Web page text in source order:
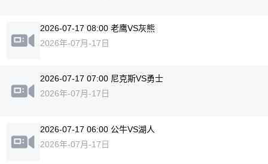
2026-07-17 08:00 老鹰VS灰熊
2026年-07月-17日
2026-07-17 07:00 尼克斯VS勇士
2026年-07月-17日
2026-07-17 06:00 公牛VS湖人
2026年-07月-17日